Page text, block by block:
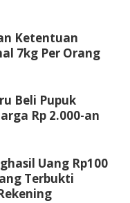
Ketentuan
7kg Per Orang
Beli Pupuk
Rp 2.000-an
Uang Rp100
Terbukti